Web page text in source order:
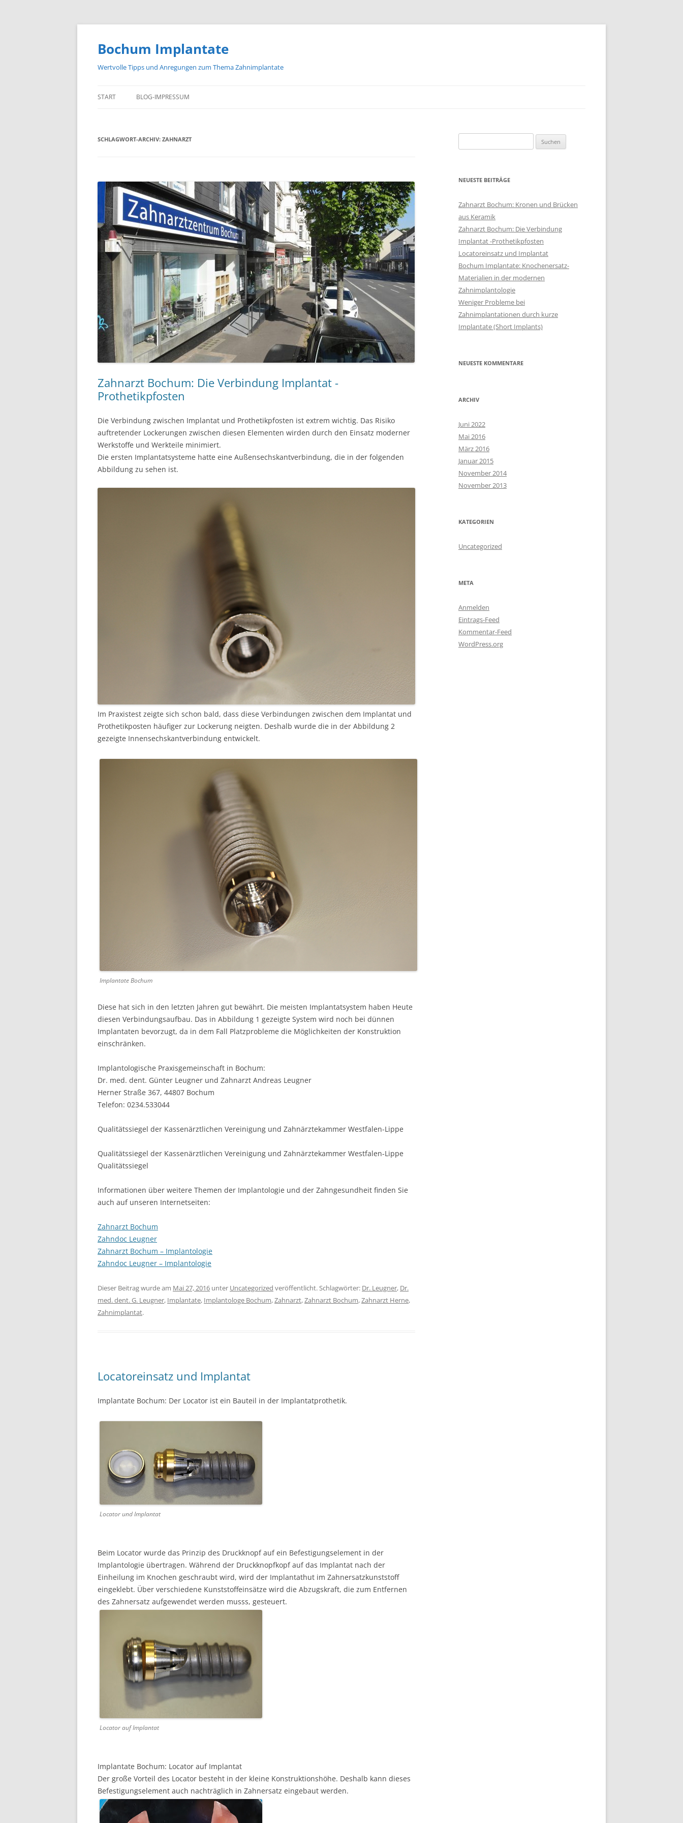
Zum
springen
Bochum Implantate
Wertvolle Tipps und Anregungen zum Thema Zahnimplantate
START BLOG-IMPRESSUM
SCHLAGWORT-ARCHIV: ZAHNARZT
Zahnarzt Bochum: Die Verbindung Implantat -
Prothetikpfosten
Die Verbindung zwischen Implantat und Prothetikpfosten ist extrem wichtig. Das Risiko
auftretender Lockerungen zwischen diesen Elementen wirden durch den Einsatz moderner
Werkstoffe und Werkteile minimiert.
Die ersten Implantatsysteme hatte eine Außensechskantverbindung, die in der folgenden
Abbildung zu sehen ist.
Im Praxistest zeigte sich schon bald, dass diese Verbindungen zwischen dem Implantat und
Prothetikposten häufiger zur Lockerung neigten. Deshalb wurde die in der Abbildung 2
gezeigte Innensechskantverbindung entwickelt.
Implantate Bochum
Diese hat sich in den letzten Jahren gut bewährt. Die meisten Implantatsystem haben Heute
diesen Verbindungsaufbau. Das in Abbildung 1 gezeigte System wird noch bei dünnen
Implantaten bevorzugt, da in dem Fall Platzprobleme die Möglichkeiten der Konstruktion
einschränken.
Implantologische Praxisgemeinschaft in Bochum:
Dr. med. dent. Günter Leugner und Zahnarzt Andreas Leugner
Herner Straße 367, 44807 Bochum
Telefon: 0234.533044
Qualitätssiegel der Kassenärztlichen Vereinigung und Zahnärztekammer Westfalen-Lippe
Qualitätssiegel der Kassenärztlichen Vereinigung und Zahnärztekammer Westfalen-Lippe
Qualitätssiegel
Informationen über weitere Themen der Implantologie und der Zahngesundheit finden Sie
auch auf unseren Internetseiten:
Zahnarzt Bochum
Zahndoc Leugner
Zahnarzt Bochum – Implantologie
Zahndoc Leugner – Implantologie
Dieser Beitrag wurde am Mai 27, 2016 unter Uncategorized veröffentlicht. Schlagwörter: Dr. Leugner, Dr.
med. dent. G. Leugner, Implantate, Implantologe Bochum,Zahnarzt,Zahnarzt Bochum,Zahnarzt Herne,
Zahnimplantat.
Locatoreinsatz und Implantat
Implantate Bochum: Der Locator ist ein Bauteil in der Implantatprothetik.
Locator und Implantat
Beim Locator wurde das Prinzip des Druckknopf auf ein Befestigungselement in der
Implantologie übertragen. Während der Druckknopfkopf auf das Implantat nach der
Einheilung im Knochen geschraubt wird, wird der Implantathut im Zahnersatzkunststoff
eingeklebt. Über verschiedene Kunststoffeinsätze wird die Abzugskraft, die zum Entfernen
des Zahnersatz aufgewendet werden musss, gesteuert.
Locator auf Implantat
Implantate Bochum: Locator auf Implantat
Der große Vorteil des Locator besteht in der kleine Konstruktionshöhe. Deshalb kann dieses
Befestigungselement auch nachträglich in Zahnersatz eingebaut werden.
nach:
NEUESTE BEITRÄGE
Zahnarzt Bochum: Kronen und Brücken
aus Keramik
Zahnarzt Bochum: Die Verbindung
Implantat -Prothetikpfosten
Locatoreinsatz und Implantat
Bochum Implantate: Knochenersatz-
Materialien in der modernen
Zahnimplantologie
Weniger Probleme bei
Zahnimplantationen durch kurze
Implantate (Short Implants)
NEUESTE KOMMENTARE
ARCHIV
Juni 2022
Mai 2016
März 2016
Januar 2015
November 2014
November 2013
KATEGORIEN
Uncategorized
META
Anmelden
Eintrags-Feed
Kommentar-Feed
WordPress.org